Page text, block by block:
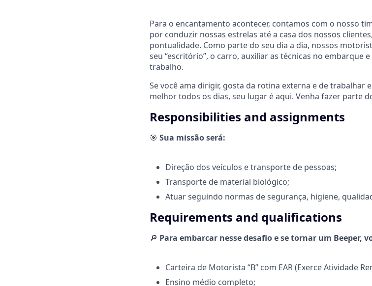
Para o encantamento acontecer, contamos com o nosso
por conduzir nossas estrelas até a casa dos nossos
pontualidade. Como parte do seu dia a dia, nossos
seu “escritório”, o carro, auxiliar as técnicas no embarque
trabalho.
Se você ama dirigir, gosta da rotina externa e de trabalhar
melhor todos os dias, seu lugar é aqui. Venha fazer parte
Responsibilities and assignments
🎯 Sua missão será:
Direção dos veículos e transporte de pessoas;
Transporte de material biológico;
Atuar seguindo normas de segurança, higiene,
Requirements and qualifications
🔎 Para embarcar nesse desafio e se tornar um Beeper,
Carteira de Motorista “B” com EAR (Exerce Atividade
Ensino médio completo;